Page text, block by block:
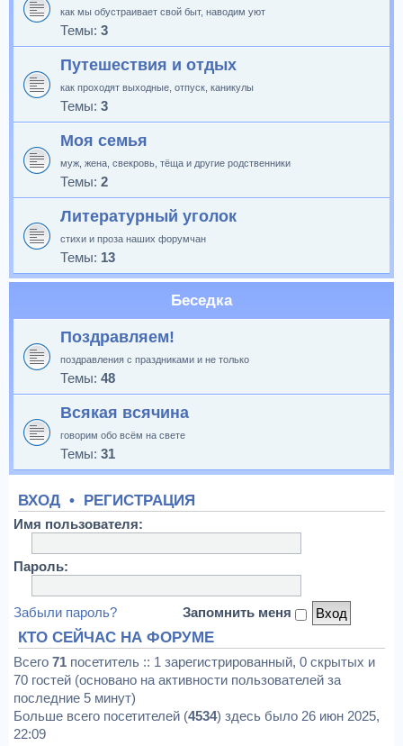
как мы обустраивает свой быт, наводим уют
Темы: 3
Путешествия и отдых
как проходят выходные, отпуск, каникулы
Темы: 3
Моя семья
муж, жена, свекровь, тёща и другие родственники
Темы: 2
Литературный уголок
стихи и проза наших форумчан
Темы: 13
Беседка
Поздравляем!
поздравления с праздниками и не только
Темы: 48
Всякая всячина
говорим обо всём на свете
Темы: 31
ВХОД • РЕГИСТРАЦИЯ
Имя пользователя:
Пароль:
Забыли пароль? Запомнить меня
КТО СЕЙЧАС НА ФОРУМЕ
Всего 71 посетитель :: 1 зарегистрированный, 0 скрытых и
70 гостей (основано на активности пользователей за
последние 5 минут)
Больше всего посетителей (4534) здесь было 26 июн 2025,
22:09